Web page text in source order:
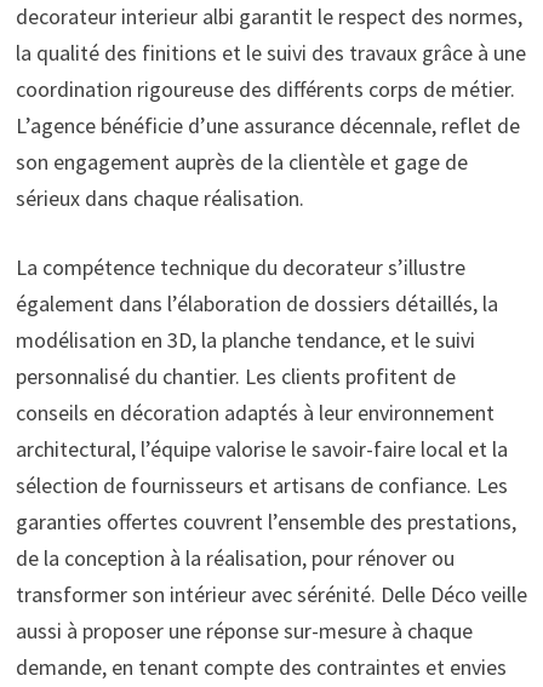
decorateur interieur albi garantit le respect des normes,
la qualité des finitions et le suivi des travaux grâce à une
coordination rigoureuse des différents corps de métier.
L’agence bénéficie d’une assurance décennale, reflet de
son engagement auprès de la clientèle et gage de
sérieux dans chaque réalisation.
La compétence technique du decorateur s’illustre
également dans l’élaboration de dossiers détaillés, la
modélisation en 3D, la planche tendance, et le suivi
personnalisé du chantier. Les clients profitent de
conseils en décoration adaptés à leur environnement
architectural, l’équipe valorise le savoir-faire local et la
sélection de fournisseurs et artisans de confiance. Les
garanties offertes couvrent l’ensemble des prestations,
de la conception à la réalisation, pour rénover ou
transformer son intérieur avec sérénité. Delle Déco veille
aussi à proposer une réponse sur-mesure à chaque
demande, en tenant compte des contraintes et envies